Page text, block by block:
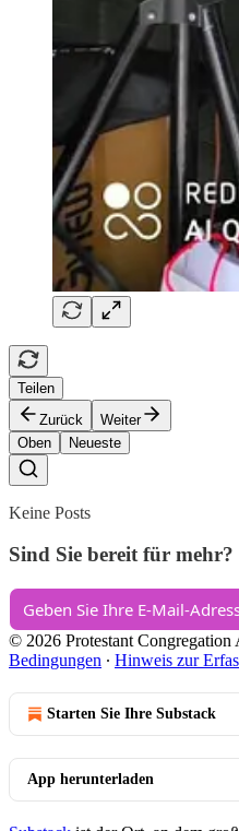
Teilen
Zurück
Weiter
Oben
Neueste
Keine Posts
Sind Sie bereit für mehr?
© 2026 Protestant Congregation
Bedingungen ∙ Hinweis zur
Starten Sie Ihre Substack
App herunterladen